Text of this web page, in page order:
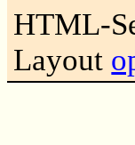
HTML-
Layout